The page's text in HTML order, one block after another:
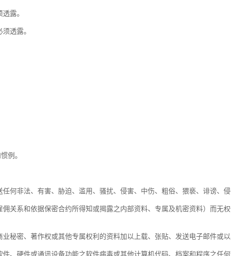
露。
透露。
例。
非法、有害、胁迫、滥用、骚扰、侵害、中伤、粗俗、猥亵、诽谤、侵
系和依据保密合约所得知或揭露之内部资料、专属及机密资料）而无
密、著作权或其他专属权利的资料加以上载、张贴、发送电子邮件或以
硬件或通讯设备功能之软件病毒或其他计算机代码、档案和程序之任何